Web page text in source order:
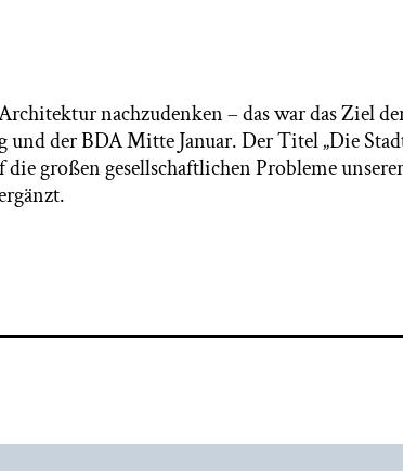
nachzudenken – das war das Ziel
der BDA Mitte Januar. Der Titel „Die
großen gesellschaftlichen Probleme unserer